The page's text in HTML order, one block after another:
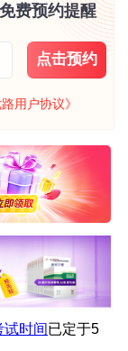
费预约提醒
点击预约
路用户协议》
试时间已定于5